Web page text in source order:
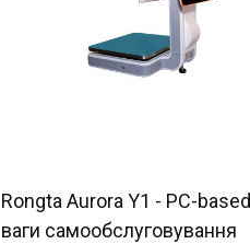
Rongta Aurora Y1 - PC-based
ваги самообслуговування